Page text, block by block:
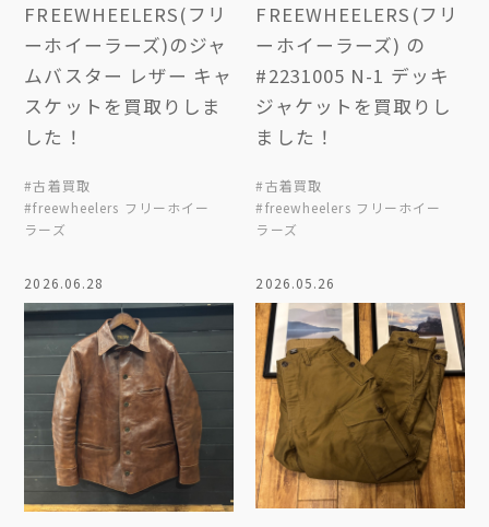
FREEWHEELERS(フリ
ーホイーラーズ)のジャ
ムバスター レザー キャ
スケットを買取りしま
した！
#古着買取
#freewheelers フリーホイー
ラーズ
FREEWHEELERS(フリ
ーホイーラーズ) の
#2231005 N-1 デッキ
ジャケットを買取りし
ました！
#古着買取
#freewheelers フリーホイー
ラーズ
2026.06.28 2026.05.26